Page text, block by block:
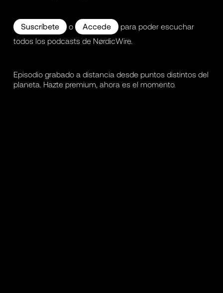
Suscríbete o Accede
para poder escuchar
todos los podcasts de NørdicWire.
Episodio grabado a distancia desde puntos distintos del
planeta. Hazte premium, ahora es el momento.